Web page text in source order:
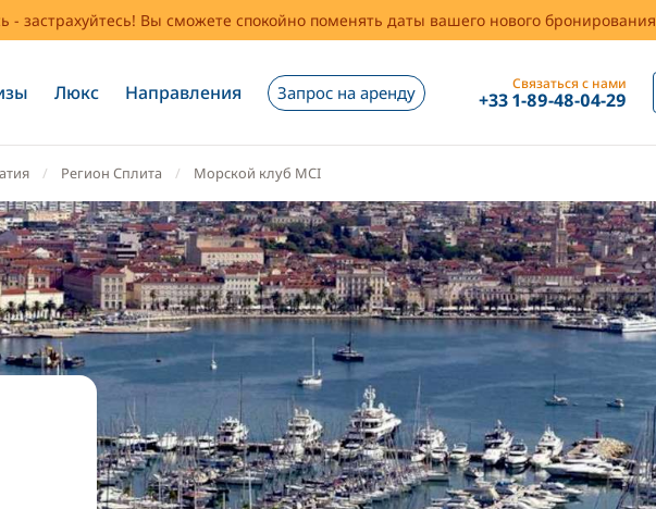
- застрахуйтесь! Вы сможете спокойно поменять даты вашего нового бронирования
Люкс Направления Запрос на аренду Связаться с нами
+33 1-89-48-04-29
Регион Сплита Морской клуб MCI